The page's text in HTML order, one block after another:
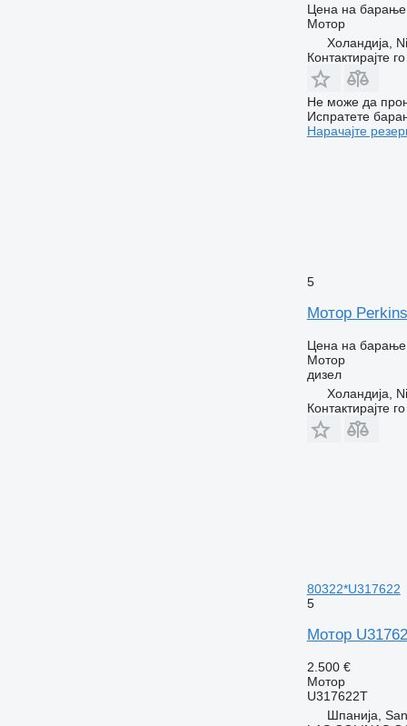
Цена на барање
Мотор
Холандија,
Контактирајте
Не може да
Испратете
Нарачајте
5
Мотор
Цена на барање
Мотор
дизел
Холандија,
Контактирајте
80322*U317622
5
Мотор
2.500 €
Мотор
U317622T
Шпанија,